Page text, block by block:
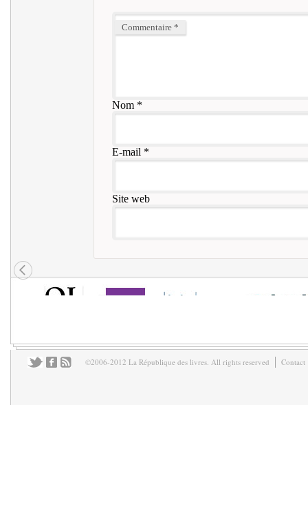
Commentaire *
Nom*
E-mail *
Site web
©2006-2012 La République des livres. All rights reserved Contact